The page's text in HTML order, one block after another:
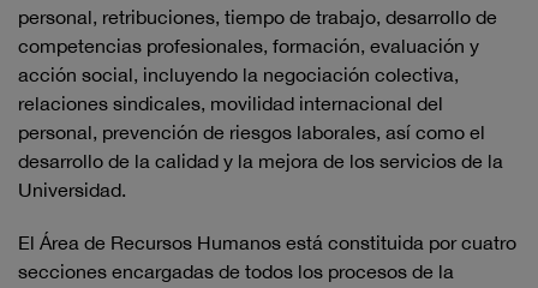
personal, retribuciones, tiempo de trabajo, desarrollo de
competencias profesionales, formación, evaluación y
acción social, incluyendo la negociación colectiva,
relaciones sindicales, movilidad internacional del
personal, prevención de riesgos laborales, así como el
desarrollo de la calidad y la mejora de los servicios de la
Universidad.
El Área de Recursos Humanos está constituida por cuatro
secciones encargadas de todos los procesos de la